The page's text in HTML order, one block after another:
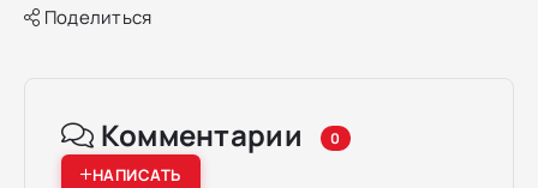
Поделиться
Комментарии 0
НАПИСАТЬ